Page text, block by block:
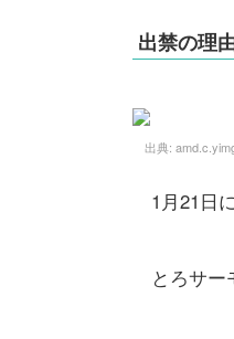
出禁の理
出典:
1月21日
とろサー